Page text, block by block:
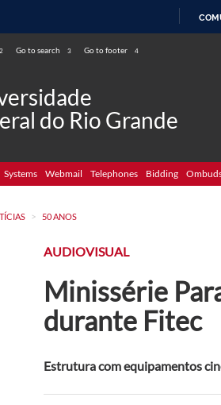
2 Go to search 3 Go to footer 4
do Rio Grande
Systems Webmail Telephones Bidding
> 50 ANOS
AUDIOVISUAL
Minissérie
durante Fitec
Estrutura com equipamentos